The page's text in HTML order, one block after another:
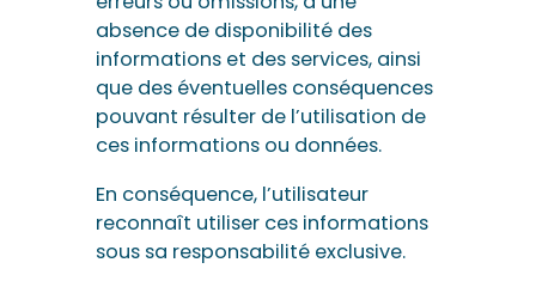
absence de disponibilité des
informations et des services, ainsi
que des éventuelles conséquences
pouvant résulter de l’utilisation de
ces informations ou données.
En conséquence, l’utilisateur
reconnaît utiliser ces informations
sous sa responsabilité exclusive.